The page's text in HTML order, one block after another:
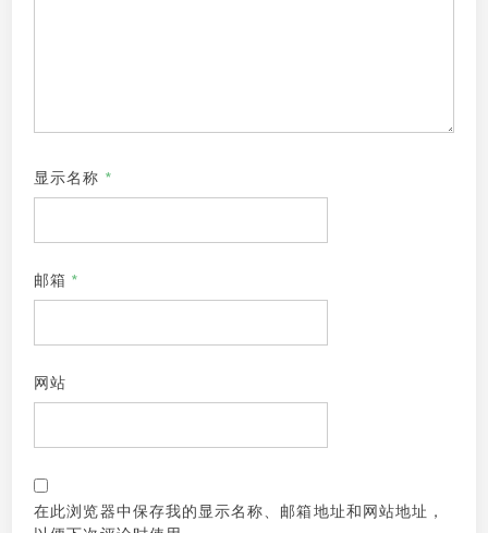
显示名称 *
邮箱 *
网站
在此浏览器中保存我的显示名称、邮箱地址和网站地址，